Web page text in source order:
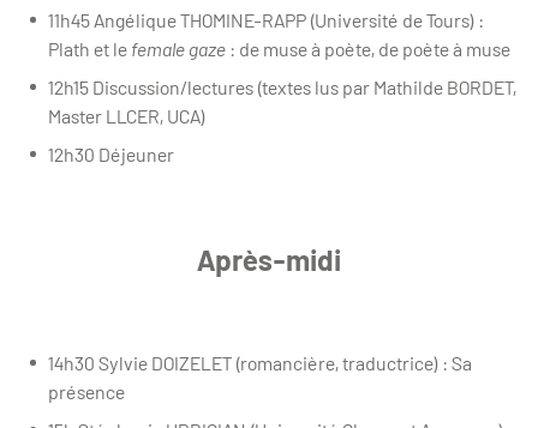
11h45 Angélique THOMINE-RAPP (Université de Tours) :
Plath et le female gaze : de muse à poète, de poète à muse
12h15 Discussion/lectures (textes lus par Mathilde BORDET,
Master LLCER, UCA)
12h30 Déjeuner
Après-midi
14h30 Sylvie DOIZELET (romancière, traductrice) : Sa
présence